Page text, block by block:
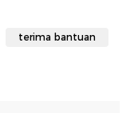
terima bantuan